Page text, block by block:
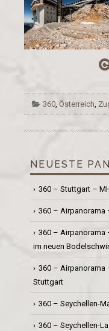
360,Österreich,
NEUESTE
360 – Stuttgart –
360 – Airpanorama
360 – Airpanorama
im neuen
360 – Airpanorama
Stuttgart
360 – Seychellen-
360 – Seychellen-